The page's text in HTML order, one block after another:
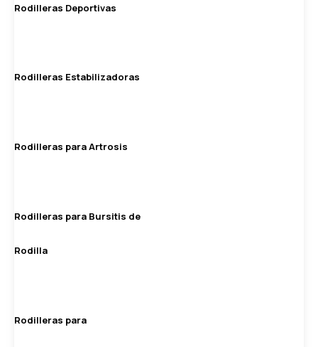
Rodilleras Deportivas
Rodilleras Estabilizadoras
Rodilleras para Artrosis
Rodilleras para Bursitis de
Rodilla
Rodilleras para